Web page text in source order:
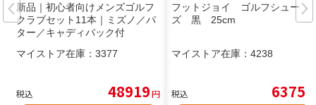
新品｜初心者向けメンズゴルフ
クラブセット11本｜ミズノ／パ
ター／キャディバック付
マイストア在庫： 3377
税込 48919円
フットジョイ ゴルフシュー
ズ 黒 25cm
マイストア在庫： 4238
税込 6375